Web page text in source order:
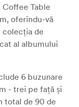
Coffee Table
, oferindu-vă
colecția de
al albumului
6 buzunare
- trei pe față și
total de 90 de